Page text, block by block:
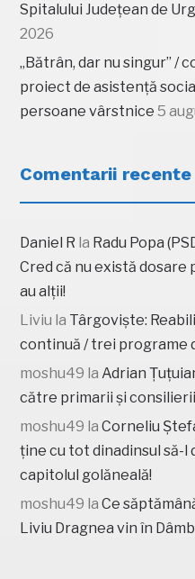
Spitalului Județean de
2026
„Bătrân, dar nu singur” /
proiect de asistență
persoane vârstnice 5
Comentarii recente
Daniel R la Radu Popa
Cred că nu există
au alții!
Liviu la Târgoviște:
continuă / trei programe
moshu49 laAdrian
către primarii și consilierii
moshu49 laCorneliu
ține cu tot dinadinsul să-l
capitolul golăneală!
moshu49 laCe
Liviu Dragnea vin în